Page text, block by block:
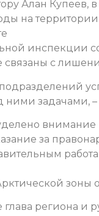
Алан Купеев,
на
инспекции
связаны с
ними задачами,
за
зоны
глава региона